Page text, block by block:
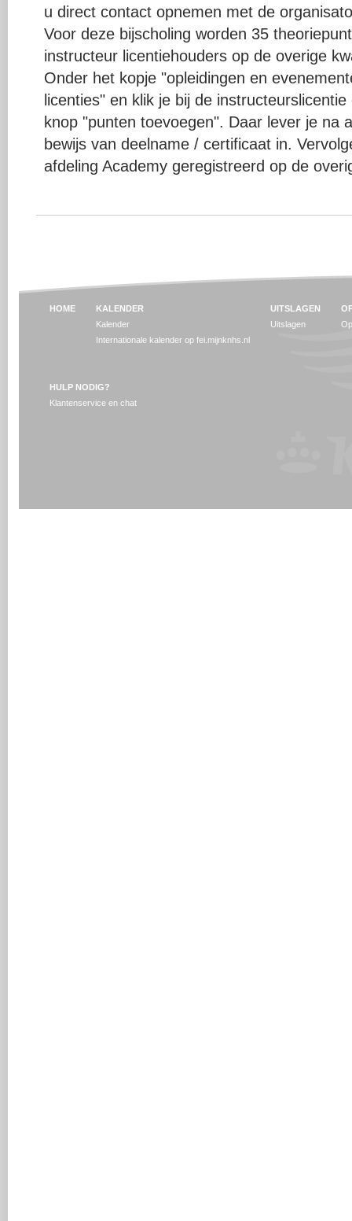
u direct contact opnemen met de
Voor deze bijscholing worden 35
instructeur licentiehouders op de overige
Onder het kopje "opleidingen en
licenties" en klik je bij de
knop "punten toevoegen". Daar lever je na
bewijs van deelname / certificaat in.
afdeling Academy geregistreerd op de
HOME
KALENDER
Kalender
Internationale kalender op fei.mijnknhs.nl
UITSLAGEN
Uitslagen
HULP NODIG?
Klantenservice en chat